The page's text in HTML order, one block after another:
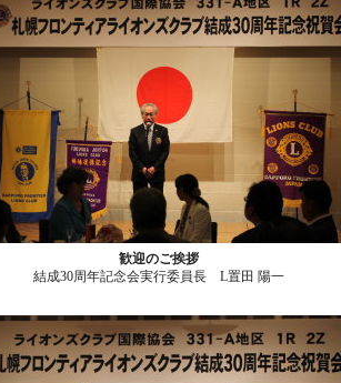
歓迎のご挨拶
結成30周年記念会実行委員長 L置田 陽一